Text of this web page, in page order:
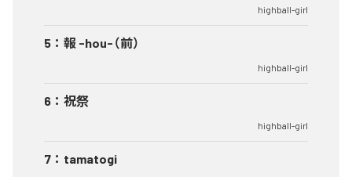
highball-girl
5 ： 報 -hou-（前）
highball-girl
6 ： 祝祭
highball-girl
7 ： tamatogi